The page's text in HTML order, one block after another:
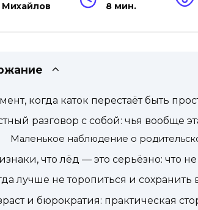
8 мин.
когда каток перестаёт быть
разговор с собой: чья вообще
Маленькое наблюдение о
что лёд — это серьёзно: что
лучше не торопиться и сохранить
и бюрократия: практическая